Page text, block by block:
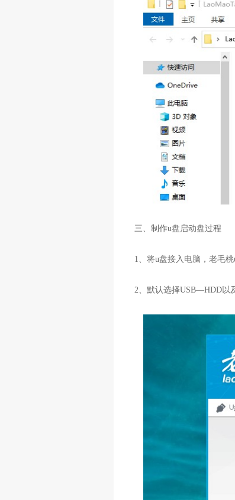
三、制作u盘启动盘过程
1、将u盘接入电脑，老毛
2、默认选择USB—HDD以